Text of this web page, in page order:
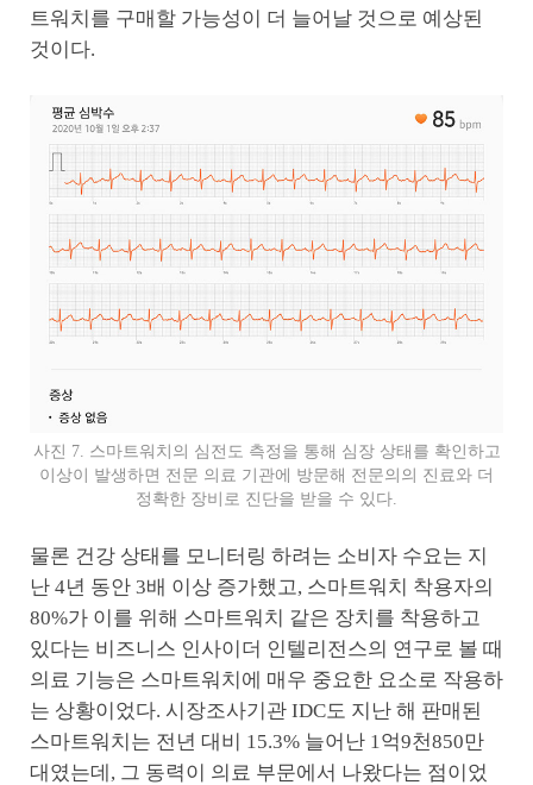
트워치를 구매할 가능성이 더 늘어날 것으로 예상된
것이다.
사진 7. 스마트워치의 심전도 측정을 통해 심장 상태를 확인하고
이상이 발생하면 전문 의료 기관에 방문해 전문의의 진료와 더
정확한 장비로 진단을 받을 수 있다.
물론 건강 상태를 모니터링 하려는 소비자 수요는 지
난 4년 동안 3배 이상 증가했고, 스마트워치 착용자의
80%가 이를 위해 스마트워치 같은 장치를 착용하고
있다는 비즈니스 인사이더 인텔리전스의 연구로 볼 때
의료 기능은 스마트워치에 매우 중요한 요소로 작용하
는 상황이었다. 시장조사기관 IDC도 지난 해 판매된
스마트워치는 전년 대비 15.3% 늘어난 1억9천850만
대였는데, 그 동력이 의료 부문에서 나왔다는 점이었